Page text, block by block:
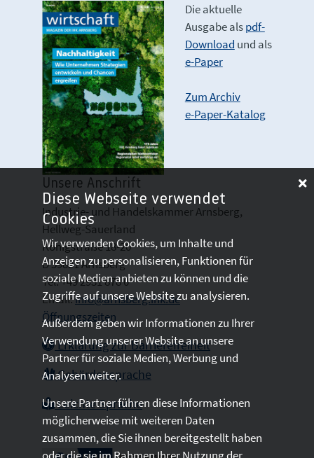
Die aktuelle
Ausgabe alspdf-
Download und als
e-Paper
Zum Archiv
e-Paper-Katalog
Unsere Anschrift
Industrie- und Handelskammer Arnsberg,
Hellweg-Sauerland
Königstraße 18-20
D 59821 Arnsberg
Tel: +49 2931 878 0
Email:info@arnsberg.ihk.de
Öffnungszeiten
Erklärung zur Barrierefreiheit
Gebärdensprache
Leichte Sprache
Diese Webseite verwendet
Cookies
Wir verwenden Cookies, um Inhalte und
Anzeigen zu personalisieren, Funktionen für
soziale Medien anbieten zu können und die
Zugriffe auf unsere Website zu analysieren.
Außerdem geben wir Informationen zu Ihrer
Verwendung unserer Website an unsere
Partner für soziale Medien, Werbung und
Analysen weiter.
Unsere Partner führen diese Informationen
möglicherweise mit weiteren Daten
zusammen, die Sie ihnen bereitgestellt haben